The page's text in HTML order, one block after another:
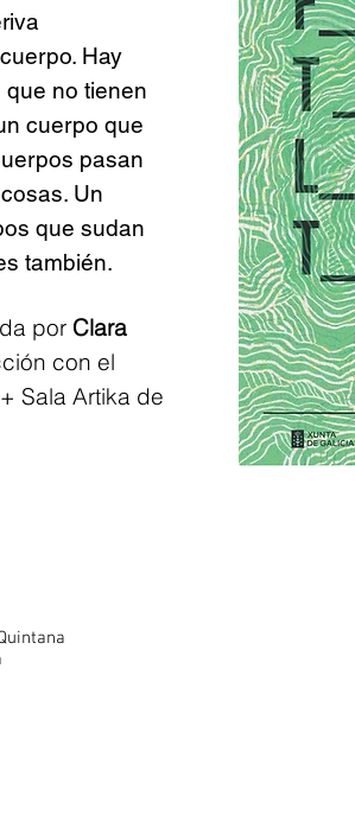
Hay
no tienen
cuerpo que
pasan
Un
que sudan
también.
por Clara
con el
Sala Artika de